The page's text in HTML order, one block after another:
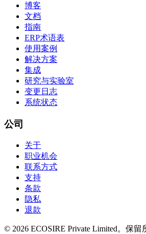
博客
文档
指南
ERP术语表
使用案例
解决方案
集成
研究与实验室
变更日志
系统状态
公司
关于
职业机会
联系方式
支持
条款
隐私
退款
© 2026 ECOSIRE Private Limited。保留